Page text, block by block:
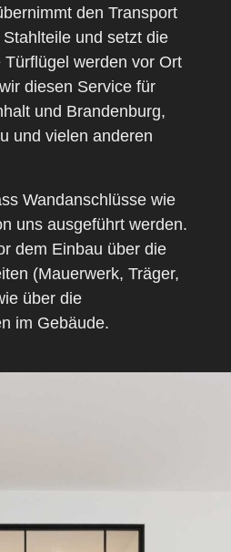
den Transport
und setzt die
werden vor Ort
diesen Service für
und Brandenburg,
und vielen anderen
Wandanschlüsse wie
uns ausgeführt werden.
dem Einbau über die
(Mauerwerk, Träger,
über die
im Gebäude.